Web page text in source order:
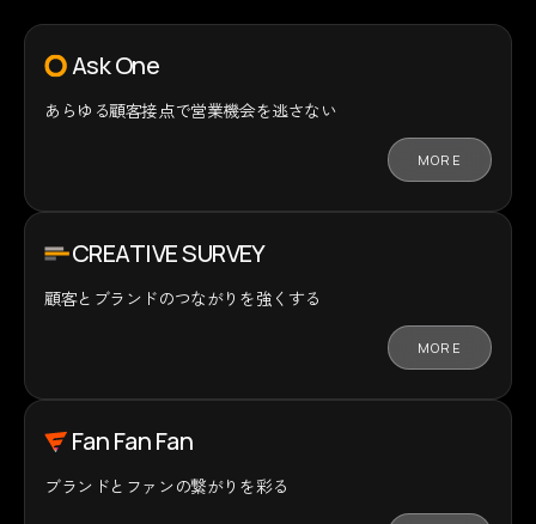
Ask One
あらゆる顧客接点で営業機会を逃さない
MORE
CREATIVE SURVEY
顧客とブランドのつながりを強くする
MORE
Fan Fan Fan
ブランドとファンの繋がりを彩る